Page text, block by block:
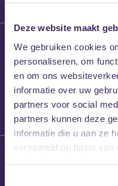
Deze website maakt
We gebruiken cookies
personaliseren, om
en om ons
informatie over uw
partners voor social
partners kunnen deze
informatie die u aan ze
verzameld op basis van